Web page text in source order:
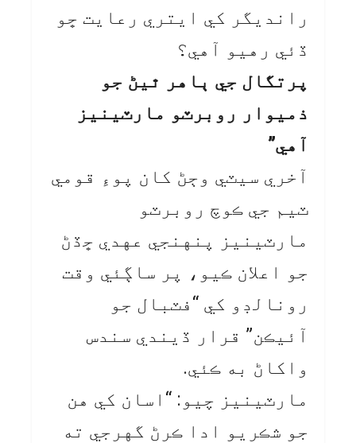
رانديگر کي ايتري رعايت ڇو
ڏئي رهيو آهي؟
پرتگال جي ٻاهر ٿيڻ جو
ذميوار روبرٽو مارٽينيز
آهي”
آخري سيٽي وڄڻ کان پوءِ قومي
ٽيم جي ڪوچ روبرٽو
مارٽينيز پنهنجي عهدي ڇڏڻ
جو اعلان ڪيو، پر ساڳئي وقت
رونالڊو کي “فٽبال جو
آئيڪن” قرار ڏيندي سندس
واکاڻ به ڪئي.
مارٽينيز چيو: “اسان کي هن
جو شڪريو ادا ڪرڻ گهرجي ته